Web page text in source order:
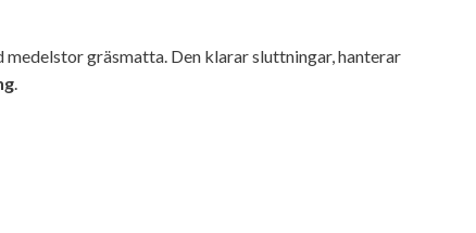
gräsmatta. Den klarar sluttningar, hanterar
.